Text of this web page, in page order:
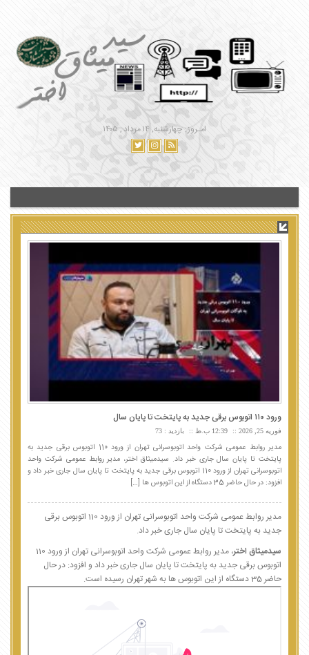
امـروز : چهارشنبه, ۱۴ مرداد , ۱۴۰۵
ورود ۱۱۰ اتوبوس برقی جدید به پایتخت تا پایان سال
فوریه 25, 2026 12:39 ب.ظ بازدید : 73
مدیر روابط عمومی شرکت واحد اتوبوسرانی تهران از ورود 110 اتوبوس برقی جدید به
پایتخت تا پایان سال جاری خبر داد. سیدمیثاق اختر، مدیر روابط عمومی شرکت واحد
اتوبوسرانی تهران از ورود 110 اتوبوس برقی جدید به پایتخت تا پایان سال جاری خبر داد و
افزود: در حال حاضر 35 دستگاه از این اتوبوس ها […]
مدیر روابط عمومی شرکت واحد اتوبوسرانی تهران از ورود 110 اتوبوس برقی
جدید به پایتخت تا پایان سال جاری خبر داد.
سیدمیثاق اختر
، مدیر روابط عمومی شرکت واحد اتوبوسرانی تهران از ورود 110
اتوبوس برقی جدید به پایتخت تا پایان سال جاری خبر داد و افزود: در حال
حاضر 35 دستگاه از این اتوبوس ها به شهر تهران رسیده است.